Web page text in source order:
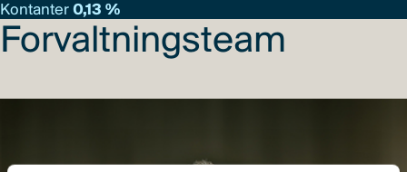
Kontanter 0,13 %
Forvaltningsteam